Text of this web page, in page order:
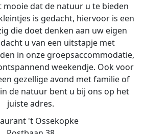
mooie dat de natuur u te bieden
is gedacht, hiervoor is een
die doet denken aan uw eigen
u van een uitstapje met
in onze groepsaccommodatie,
weekendje. Ook voor
gezellige avond met familie of
de natuur bent u bij ons op het
juiste adres.
't Ossekopke